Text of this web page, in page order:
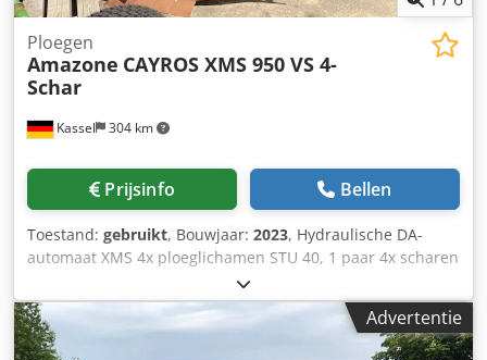
Kassel 304 km
Ploegen
Amazone CAYROS XMS 950 VS 4-
Schar
Prijsinfo Bellen
Toestand: gebruikt, Bouwjaar: 2023, Hydraulische DA-
automaat XMS 4x ploeglichamen STU 40, 1 paar 4x scharen
430 HD, 1 paar aanlagbeschermers, 1 paar 4x voorscharen
M0 RH65-85 schijfkouters DM 500 voor hydraulische zware
steenbeveiliging, pendelend steunwiel DM680. Dkjdetvf
Rwepfx Aaisr
Advertentie